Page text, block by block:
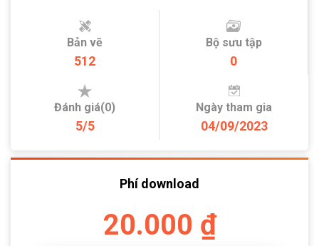
Bản vẽ
512
Bộ sưu tập
0
Đánh giá(0)
5/5
Ngày tham gia
04/09/2023
Phí download
20.000 ₫